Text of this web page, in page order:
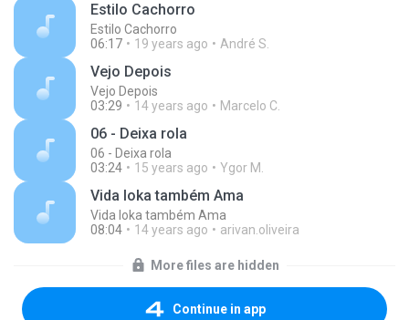
Estilo Cachorro
Estilo Cachorro
06:17
19 years ago André S.
Vejo Depois
Vejo Depois
03:29
14 years ago Marcelo C.
06 - Deixa rola
06 - Deixa rola
03:24
15 years ago Ygor M.
Vida loka também Ama
Vida loka também Ama
08:04
14 years ago arivan.oliveira
More files are hidden
Continue in app